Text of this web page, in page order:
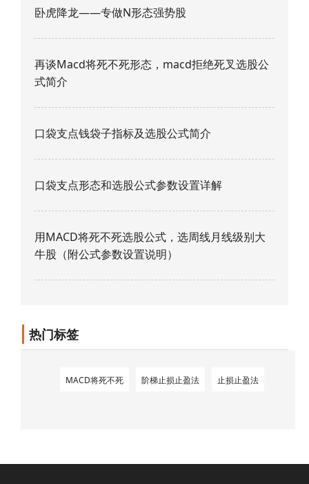
卧虎降龙——专做N形态强势股
再谈Macd将死不死形态，macd拒绝死叉选股公
式简介
口袋支点钱袋子指标及选股公式简介
口袋支点形态和选股公式参数设置详解
用MACD将死不死选股公式，选周线月线级别大
牛股（附公式参数设置说明）
热门标签
MACD将死不死 阶梯止损止盈法 止损止盈法